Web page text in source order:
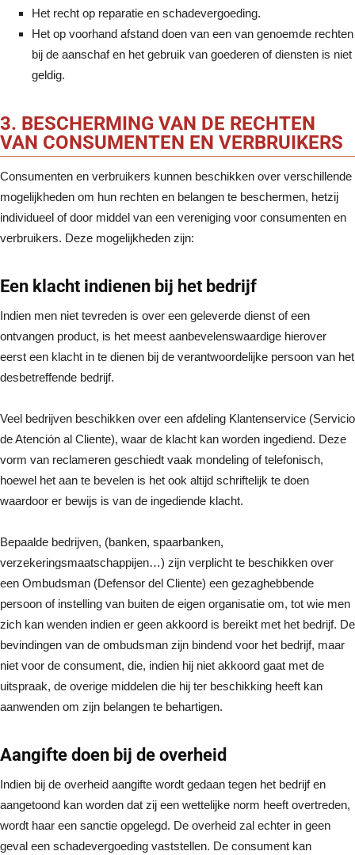
Het recht op reparatie en schadevergoeding.
Het op voorhand afstand doen van een van genoemde rechten
bij de aanschaf en het gebruik van goederen of diensten is niet
geldig.
3. BESCHERMING VAN DE RECHTEN
VAN CONSUMENTEN EN VERBRUIKERS
Consumenten en verbruikers kunnen beschikken over verschillende
mogelijkheden om hun rechten en belangen te beschermen, hetzij
individueel of door middel van een vereniging voor consumenten en
verbruikers. Deze mogelijkheden zijn:
Een klacht indienen bij het bedrijf
Indien men niet tevreden is over een geleverde dienst of een
ontvangen product, is het meest aanbevelenswaardige hierover
eerst een klacht in te dienen bij de verantwoordelijke persoon van het
desbetreffende bedrijf.
Veel bedrijven beschikken over een afdeling Klantenservice (Servicio
de Atención al Cliente), waar de klacht kan worden ingediend. Deze
vorm van reclameren geschiedt vaak mondeling of telefonisch,
hoewel het aan te bevelen is het ook altijd schriftelijk te doen
waardoor er bewijs is van de ingediende klacht.
Bepaalde bedrijven, (banken, spaarbanken,
verzekeringsmaatschappijen…) zijn verplicht te beschikken over
een Ombudsman (Defensor del Cliente) een gezaghebbende
persoon of instelling van buiten de eigen organisatie om, tot wie men
zich kan wenden indien er geen akkoord is bereikt met het bedrijf. De
bevindingen van de ombudsman zijn bindend voor het bedrijf, maar
niet voor de consument, die, indien hij niet akkoord gaat met de
uitspraak, de overige middelen die hij ter beschikking heeft kan
aanwenden om zijn belangen te behartigen.
Aangifte doen bij de overheid
Indien bij de overheid aangifte wordt gedaan tegen het bedrijf en
aangetoond kan worden dat zij een wettelijke norm heeft overtreden,
wordt haar een sanctie opgelegd. De overheid zal echter in geen
geval een schadevergoeding vaststellen. De consument kan